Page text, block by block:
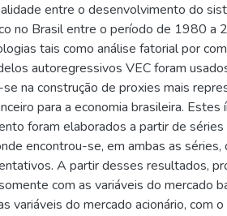
entre o desenvolvimento do
no Brasil entre o período de 1980 a
tais como análise fatorial por
autoregressivos VEC foram
na construção de proxies mais
para a economia brasileira. Estes
foram elaborados a partir de
encontrou-se, em ambas as
A partir desses resultados,
com as variáveis do mercado
variáveis do mercado acionário, com